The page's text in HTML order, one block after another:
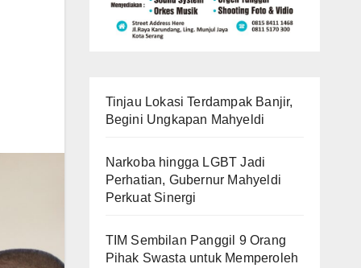
Tinjau Lokasi Terdampak Banjir,
Begini Ungkapan Mahyeldi
Narkoba hingga LGBT Jadi
Perhatian, Gubernur Mahyeldi
Perkuat Sinergi
TIM Sembilan Panggil 9 Orang
Pihak Swasta untuk Memperoleh